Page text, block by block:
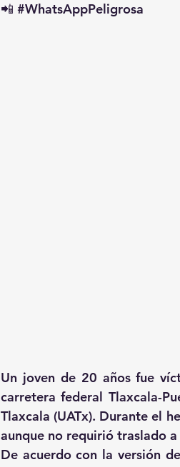
📲 #WhatsAppPeligrosa
Un joven de 20 años fue
carretera federal Tlaxcala-
Tlaxcala (UATx). Durante el
aunque no requirió traslado
De acuerdo con la versión